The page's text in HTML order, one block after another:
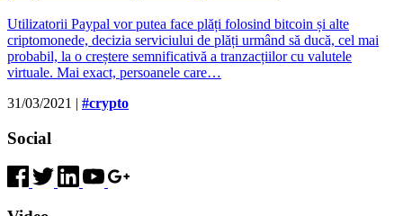
Utilizatorii Paypal vor putea face plăți folosind bitcoin și alte
criptomonede, decizia serviciului de plăți urmând să ducă, cel mai
probabil, la o creștere semnificativă a tranzacțiilor cu valutele
virtuale. Mai exact, persoanele care…
31/03/2021 | #crypto
Social